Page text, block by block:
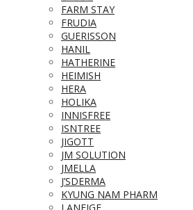
FARM STAY
FRUDIA
GUERISSON
HANIL
HATHERINE
HEIMISH
HERA
HOLIKA
INNISFREE
ISNTREE
JIGOTT
JM SOLUTION
JMELLA
J’SDERMA
KYUNG NAM PHARM